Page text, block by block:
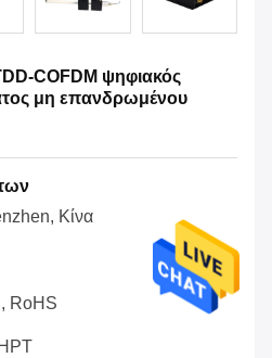
COFDM ψηφιακός
μη επανδρωμένου
Κίνα
RoHS